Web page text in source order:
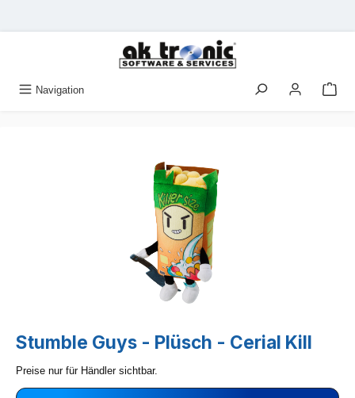
Navigation
Stumble Guys - Plüsch - Cerial Kill
Preise nur für Händler sichtbar.